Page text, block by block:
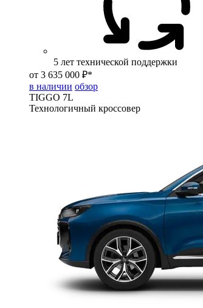
5 лет технической поддержки
от 3 635 000 ₽*
в наличии обзор
TIGGO 7L
Технологичный кроссовер